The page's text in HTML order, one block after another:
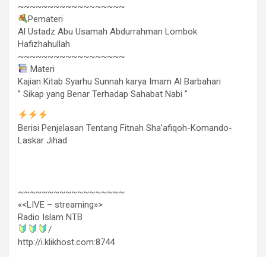
~~~~~~~~~~~~~~~~~~
Pemateri
Al Ustadz Abu Usamah Abdurrahman Lombok
Hafizhahullah
~~~~~~~~~~~~~~~~~~
Materi
Kajian Kitab Syarhu Sunnah karya Imam Al Barbahari
” Sikap yang Benar Terhadap Sahabat Nabi ”
Berisi Penjelasan Tentang Fitnah Sha’afiqoh-Komando-
Laskar Jihad
~~~~~~~~~~~~~~~~~~
«<LIVE – streaming»>
Radio Islam NTB
/
http://i.klikhost.com:8744